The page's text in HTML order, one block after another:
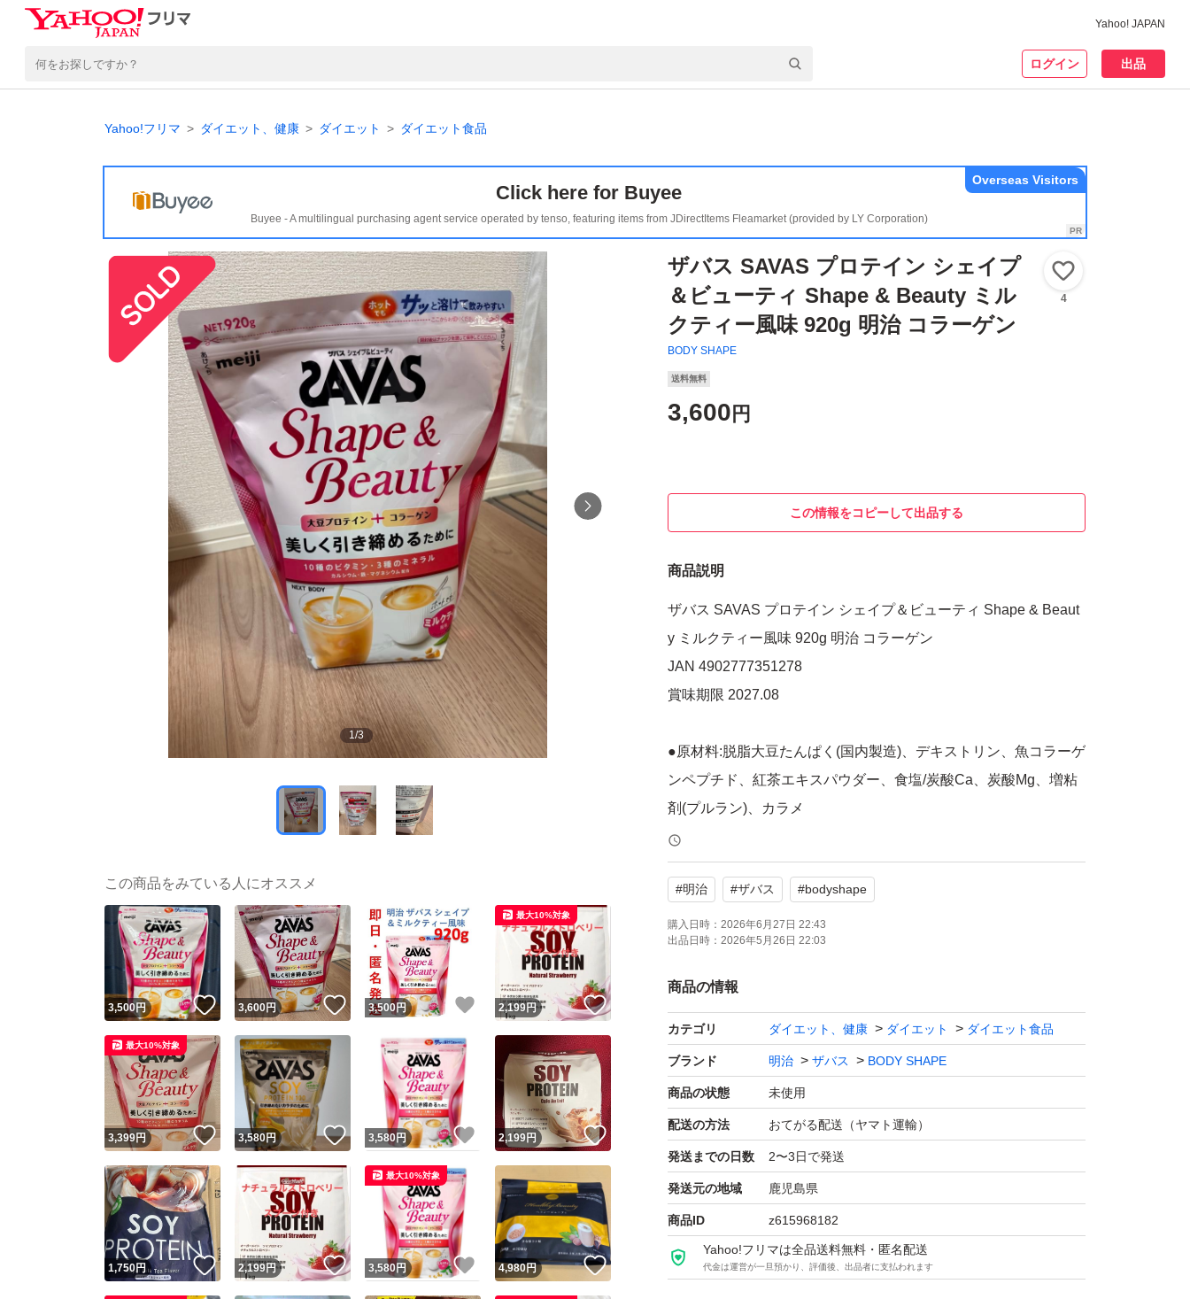
Yahoo! JAPAN
ログイン 出品
Yahoo!フリマ ダイエット、健康 ダイエット ダイエット食品
Click here for Buyee
Buyee - A multilingual purchasing agent service operated by tenso, featuring items from JDirectItems Fleamarket (provided by LY Corporation)
Overseas Visitors
1/3
ザバス SAVAS プロテイン シェイプ
＆ビューティ Shape & Beauty ミル
クティー風味 920g 明治 コラーゲン
BODY SHAPE
4
送料無料
3,600 円
この情報をコピーして出品する
商品説明
ザバス SAVAS プロテイン シェイプ＆ビューティ Shape & Beaut
y ミルクティー風味 920g 明治 コラーゲン
JAN 4902777351278
賞味期限 2027.08
●原材料:脱脂大豆たんぱく(国内製造)、デキストリン、魚コラーゲ
ンペプチド、紅茶エキスパウダー、食塩/炭酸Ca、炭酸Mg、増粘
剤(プルラン)、カラメ
ル色素、V.C、乳化剤、香料、甘味料(アスパルテーム・L-フェニ
ルアラニン化合物、スクラロース、アセスルファムK)、ピロリン
酸第二鉄、調味料(アミノ
酸等)、V.E、V.B2、V.B6、パントテン酸Ca、V.Ba、ナイアシ
ン、V.A、V.D、V.B12、(一部に乳成分・大豆を含む)
2.5g/脂質 0.5g/炭水化物 5.6g/食塩相当量 0.30～0.73g/カルシウム
280mg/鉄3.65mg/マグネシウム50mg/ナイアシン1.6～4.7mg/パン
トテン酸0.46mg/ビタミンA 110～340マイクログラム/ビタミンB1
0.50mg/ビタミンB2 0.57mg/ビタミンB6 0.42mg/ビタミンB12 0.0
8～0.25マイクログラム/ビタミンC 32mg/ビタミンD 9.1マイクロ
グラムビタミンE 0.95mg/
●容量:920g
#明治 #ザバス #bodyshape
購入日時： 2026年6月27日 22:43
出品日時： 2026年5月26日 22:03
商品の情報
カテゴリ ダイエット、健康 ダイエット ダイエット食品
ブランド 明治 ザバス BODY SHAPE
商品の状態 未使用
配送の方法 おてがる配送（ヤマト運輸）
発送までの日数 2〜3日で発送
発送元の地域 鹿児島県
商品ID z615968182
Yahoo!フリマは全品送料無料・匿名配送
代金は運営が一旦預かり、評価後、出品者に支払われます
この商品をみている人にオススメ
3,500円 いいね！
3,600円 いいね！
3,500円 いいね！
2,199円 いいね！
最大10%対象
3,399円 いいね！
最大10%対象
3,580円 いいね！
3,580円 いいね！
2,199円 いいね！
1,750円 いいね！
2,199円 いいね！
3,580円 いいね！
最大10%対象
4,980円 いいね！